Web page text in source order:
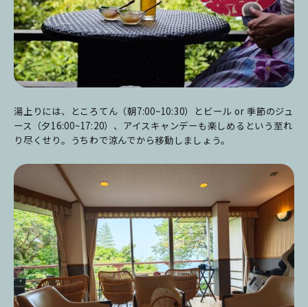
湯上りには、ところてん（朝7:00~10:30）とビール or 季節のジュ
ース（夕16:00~17:20）、アイスキャンデーも楽しめるという至れ
り尽くせり。うちわで涼んでから移動しましょう。